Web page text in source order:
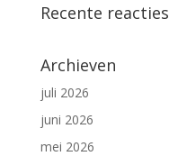
Recente reacties
Archieven
juli 2026
juni 2026
mei 2026